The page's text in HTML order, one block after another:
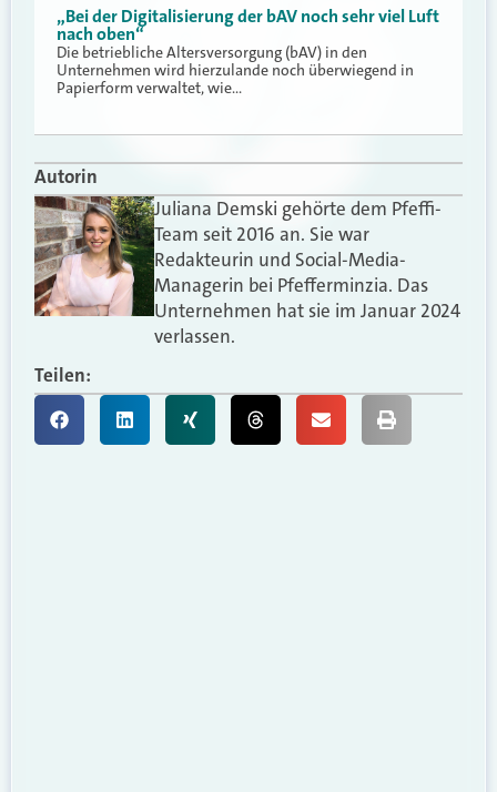
„Bei der Digitalisierung der bAV noch sehr viel Luft
nach oben“
Die betriebliche Altersversorgung (bAV) in den
Unternehmen wird hierzulande noch überwiegend in
Papierform verwaltet, wie…
Autorin
Juliana Demski gehörte dem Pfeffi-
Team seit 2016 an. Sie war
Redakteurin und Social-Media-
Managerin bei Pfefferminzia. Das
Unternehmen hat sie im Januar 2024
verlassen.
Teilen: